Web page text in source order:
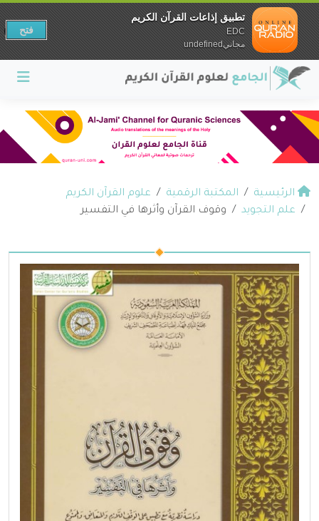
الرئيسية المكتبة الرقمية
علوم القرآن الكريم
علم التجويد
وقوف القرآن وأثرها في التفسير
تطبيق إذاعات القرآن الكريم
EDC
مجانيundefined
فتح